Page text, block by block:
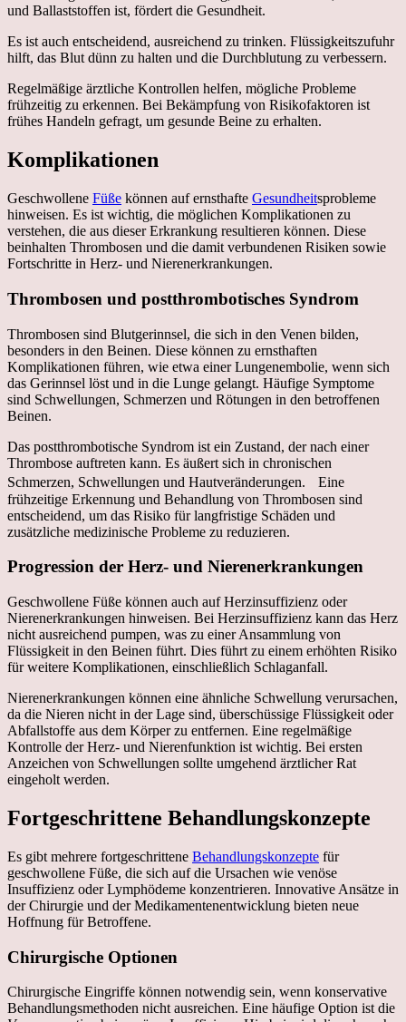
und Ballaststoffen ist, fördert die Gesundheit.
Es ist auch entscheidend, ausreichend zu trinken. Flüssigkeitszufuhr
hilft, das Blut dünn zu halten und die Durchblutung zu verbessern.
Regelmäßige ärztliche Kontrollen helfen, mögliche Probleme
frühzeitig zu erkennen. Bei Bekämpfung von Risikofaktoren ist
frühes Handeln gefragt, um gesunde Beine zu erhalten.
Komplikationen
Geschwollene Füße können auf ernsthafte Gesundheitsprobleme
hinweisen. Es ist wichtig, die möglichen Komplikationen zu
verstehen, die aus dieser Erkrankung resultieren können. Diese
beinhalten Thrombosen und die damit verbundenen Risiken sowie
Fortschritte in Herz- und Nierenerkrankungen.
Thrombosen und postthrombotisches Syndrom
Thrombosen sind Blutgerinnsel, die sich in den Venen bilden,
besonders in den Beinen. Diese können zu ernsthaften
Komplikationen führen, wie etwa einer Lungenembolie, wenn sich
das Gerinnsel löst und in die Lunge gelangt. Häufige Symptome
sind Schwellungen, Schmerzen und Rötungen in den betroffenen
Beinen.
Das postthrombotische Syndrom ist ein Zustand, der nach einer
Thrombose auftreten kann. Es äußert sich in chronischen
Schmerzen, Schwellungen und Hautveränderungen. Eine
frühzeitige Erkennung und Behandlung von Thrombosen sind
entscheidend, um das Risiko für langfristige Schäden und
zusätzliche medizinische Probleme zu reduzieren.
Progression der Herz- und Nierenerkrankungen
Geschwollene Füße können auch auf Herzinsuffizienz oder
Nierenerkrankungen hinweisen. Bei Herzinsuffizienz kann das Herz
nicht ausreichend pumpen, was zu einer Ansammlung von
Flüssigkeit in den Beinen führt. Dies führt zu einem erhöhten Risiko
für weitere Komplikationen, einschließlich Schlaganfall.
Nierenerkrankungen können eine ähnliche Schwellung verursachen,
da die Nieren nicht in der Lage sind, überschüssige Flüssigkeit oder
Abfallstoffe aus dem Körper zu entfernen. Eine regelmäßige
Kontrolle der Herz- und Nierenfunktion ist wichtig. Bei ersten
Anzeichen von Schwellungen sollte umgehend ärztlicher Rat
eingeholt werden.
Fortgeschrittene Behandlungskonzepte
Es gibt mehrere fortgeschrittene Behandlungskonzepte für
geschwollene Füße, die sich auf die Ursachen wie venöse
Insuffizienz oder Lymphödeme konzentrieren. Innovative Ansätze in
der Chirurgie und der Medikamentenentwicklung bieten neue
Hoffnung für Betroffene.
Chirurgische Optionen
Chirurgische Eingriffe können notwendig sein, wenn konservative
Behandlungsmethoden nicht ausreichen. Eine häufige Option ist die